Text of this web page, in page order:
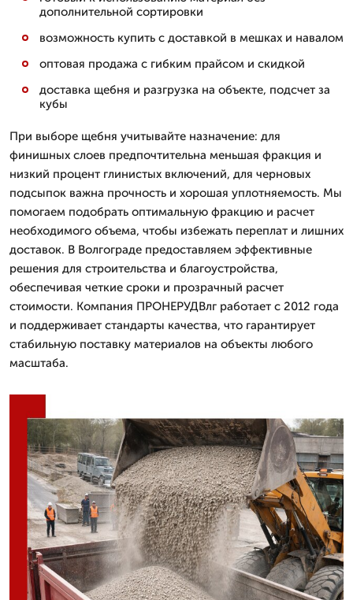
дополнительной сортировки
возможность купить с доставкой в мешках и навалом
оптовая продажа с гибким прайсом и скидкой
доставка щебня и разгрузка на объекте, подсчет за
кубы
При выборе щебня учитывайте назначение: для
финишных слоев предпочтительна меньшая фракция и
низкий процент глинистых включений, для черновых
подсыпок важна прочность и хорошая уплотняемость. Мы
помогаем подобрать оптимальную фракцию и расчет
необходимого объема, чтобы избежать переплат и лишних
доставок. В Волгограде предоставляем эффективные
решения для строительства и благоустройства,
обеспечивая четкие сроки и прозрачный расчет
стоимости. Компания ПРОНЕРУДВлг работает с 2012 года
и поддерживает стандарты качества, что гарантирует
стабильную поставку материалов на объекты любого
масштаба.